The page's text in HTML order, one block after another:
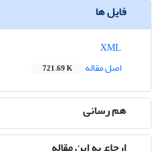
فایل ها
اصل مقاله
721.69 K
هم رسانی